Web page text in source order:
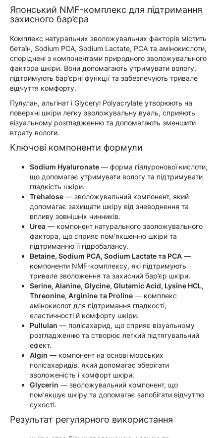
Японський NMF-комплекс для підтримання
захисного бар’єра
Комплекс натуральних зволожувальних факторів містить
бетаїн, Sodium PCA, Sodium Lactate, PCA та амінокислоти,
споріднені з компонентами природного зволожувального
фактора шкіри. Вони допомагають утримувати вологу,
підтримують бар’єрні функції та забезпечують тривале
відчуття комфорту.
Пулулан, альгінат і Glyceryl Polyacrylate утворюють на
поверхні шкіри легку зволожувальну вуаль, сприяють
візуальному розгладженню та допомагають зменшити
втрату вологи.
Ключові компоненти формули
Sodium Hyaluronate — форма гіалуронової кислоти,
що допомагає утримувати вологу та підтримувати
гладкість шкіри.
Trehalose — зволожувальний компонент, який
допомагає захищати шкіру від зневоднення та
впливу зовнішніх чинників.
Urea — компонент натурального зволожувального
фактора, що сприяє пом’якшенню шкіри та
підтриманню її гідробалансу.
Betaine, Sodium PCA, Sodium Lactate та PCA —
компоненти NMF-комплексу, які підтримують
тривале зволоження та захисний бар’єр шкіри.
Serine, Alanine, Glycine, Glutamic Acid, Lysine HCL,
Threonine, Arginine та Proline — комплекс
амінокислот для підтримання гладкості,
еластичності й комфорту шкіри.
Pullulan — полісахарид, що сприяє візуальному
розгладженню та створює легкий підтягувальний
ефект.
Algin — компонент на основі морських
полісахаридів, який допомагає зберігати
зволоженість і комфорт шкіри.
Glycerin — зволожувальний компонент, що
пом’якшує шкіру та допомагає запобігати відчуттю
сухості.
Результат регулярного використання